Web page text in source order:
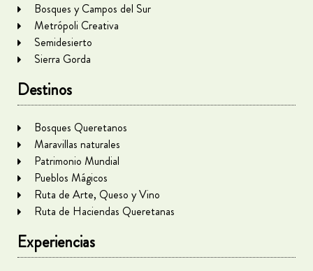
Bosques y Campos del Sur
Metrópoli Creativa
Semidesierto
Sierra Gorda
Destinos
Bosques Queretanos
Maravillas naturales
Patrimonio Mundial
Pueblos Mágicos
Ruta de Arte, Queso y Vino
Ruta de Haciendas Queretanas
Experiencias